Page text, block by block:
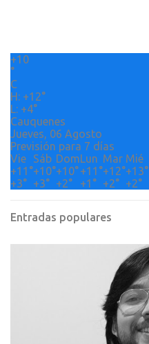
i
s
+10
°
C
H: +12°
L: +4°
Cauquenes
Jueves, 06 Agosto
Previsión para 7 días
Vie
Sáb DomLun Mar Mié
+11°+10°+10°+11°+12°+13°
+3° +3° +2° +1° +2° +2°
Entradas populares